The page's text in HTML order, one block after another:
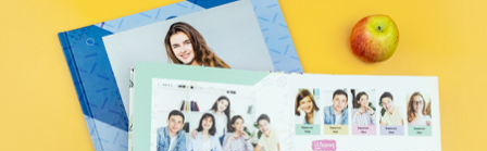
Интерьерная печать
Фотоподарки